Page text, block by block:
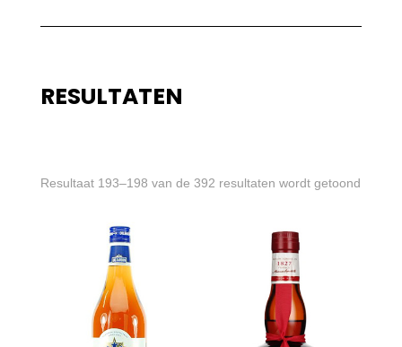
RESULTATEN
Resultaat 193–198 van de 392 resultaten wordt getoond